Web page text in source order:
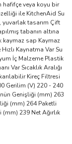
hafifçe veya koyu bir
ile KitchenAid Su
yuvarlak tasarım Çift
tabanın altına
kaymaz sap Kaymaz
Kaynatma Var Su
İç Malzeme Plastik
Var Sıcaklık Aralığı
Kireç Filtresi
Gerilim (V) 220 - 240
Genişliği (mm) 263
(mm) 264 Paketli
239 Net Ağırlık